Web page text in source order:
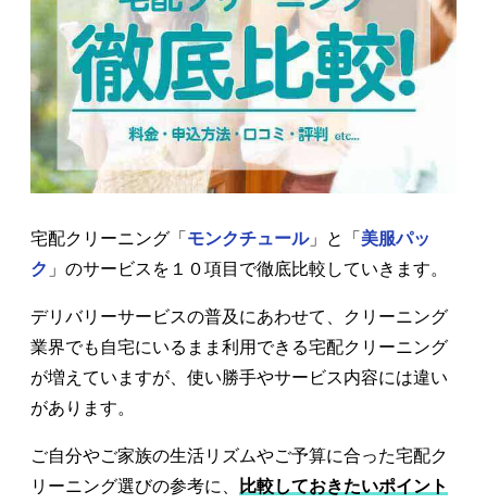
宅配クリーニング「 モンクチュール」と「 美服パッ
ク 」のサービスを１０項目で徹底比較していきます。
デリバリーサービスの普及にあわせて、クリーニング
業界でも自宅にいるまま利用できる宅配クリーニング
が増えていますが、使い勝手やサービス内容には違い
があります。
ご自分やご家族の生活リズムやご予算に合った宅配ク
リーニング選びの参考に、
比較しておきたいポイント